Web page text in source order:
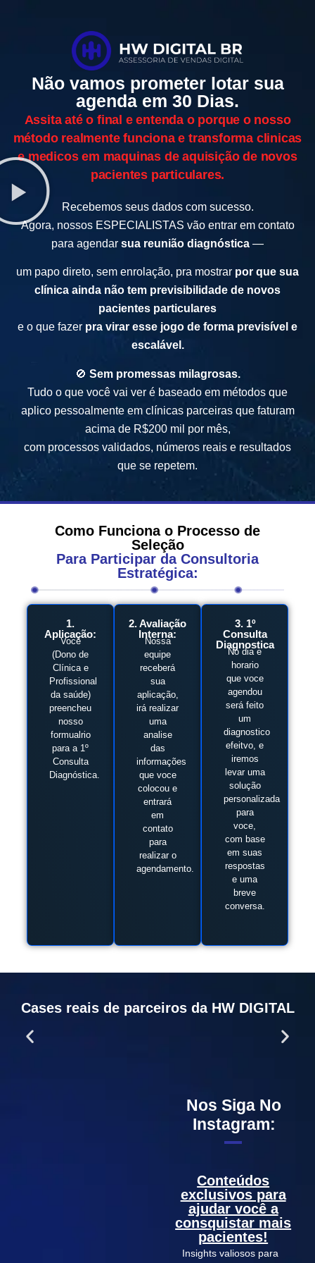
Não vamos prometer lotar sua
agenda em 30 Dias.
Assita até o final e entenda o porque o nosso
método realmente funciona e transforma clinicas
e medicos em maquinas de aquisição de novos
pacientes particulares.
Recebemos seus dados com sucesso.
Agora, nossos ESPECIALISTAS vão entrar em contato
para agendar sua reunião diagnóstica —
um papo direto, sem enrolação, pra mostrar por que sua
clínica ainda não tem previsibilidade de novos
pacientes particulares
e o que fazer pra virar esse jogo de forma previsível e
escalável.
🚫 Sem promessas milagrosas.
Tudo o que você vai ver é baseado em métodos que
aplico pessoalmente em clínicas parceiras que faturam
acima de R$200 mil por mês,
com processos validados, números reais e resultados
que se repetem.
Como Funciona o Processo de
Seleção
Para Participar da Consultoria
Estratégica:
1.
Aplicação:
Você
(Dono de
Clínica e
Profissional
da saúde)
preencheu
nosso
formualrio
para a 1º
Consulta
Diagnóstica.
2. Avaliação
Interna:
Nossa
equipe
receberá
sua
aplicação,
irá realizar
uma
analise
das
informações
que voce
colocou e
entrará
em
contato
para
realizar o
agendamento.
3. 1º
Consulta
Diagnostica
No dia e
horario
que voce
agendou
será feito
um
diagnostico
efeitvo, e
iremos
levar uma
solução
personalizada
para
voce,
com base
em suas
respostas
e uma
breve
conversa.
Cases reais de parceiros da HW DIGITAL
Nos Siga No
Instagram:
Conteúdos
exclusivos para
ajudar você a
consquistar mais
pacientes!
Insights valiosos para